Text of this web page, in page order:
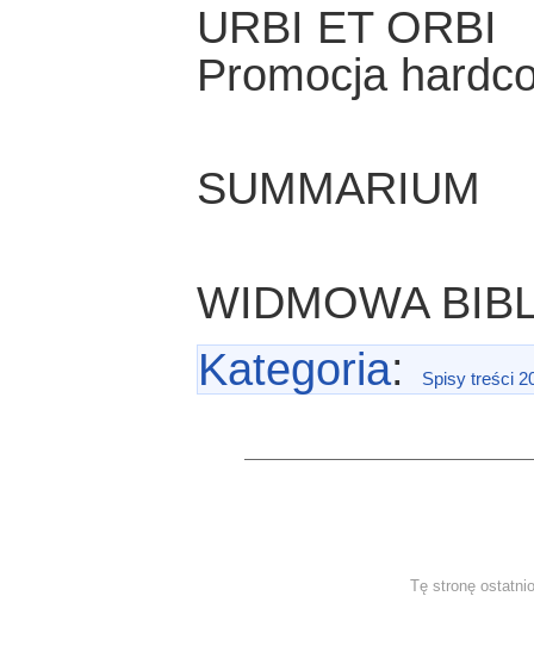
URBI ET ORBI
Promocja
SUMMARIUM
WIDMOWA
Kategoria: Spisy treści
Tę stronę